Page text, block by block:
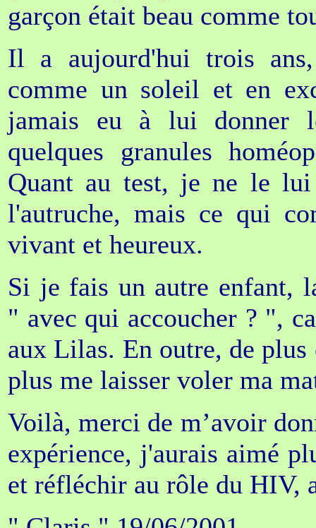
garçon était beau comme
Il a aujourd'hui trois
comme un soleil et en
jamais eu à lui donner
quelques granules
Quant au test, je ne le
l'autruche, mais ce qui
vivant et heureux.
Si je fais un autre enfant,
" avec qui accoucher ? ",
aux Lilas. En outre, de plus
plus me laisser voler ma
Voilà, merci de m’avoir
expérience, j'aurais aimé
et réfléchir au rôle du HIV,